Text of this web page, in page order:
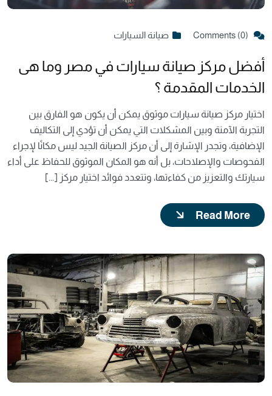
صيانة السيارات
أفضل مركز صيانة سيارات في مصر وما هى
الخدمات المقدمة ؟
اختيار مركز صيانة سيارات موثوق يمكن أن يكون هو الفارق بين
التجربة الآمنة وبين المشكلات التي يمكن أن تؤدي إلى التكاليف
الإضافية، وتجدر الإشارة إلى أن مركز الصيانة الجيد ليس مكانًا لإجراء
الفحوصات والإصلاحات، بل أنه هو المكان الموثوق للحفاظ على أداء
سيارتك والتعزيز من كفاءتها، وتتعدد فوائد اختيار مركز [...]
Read More